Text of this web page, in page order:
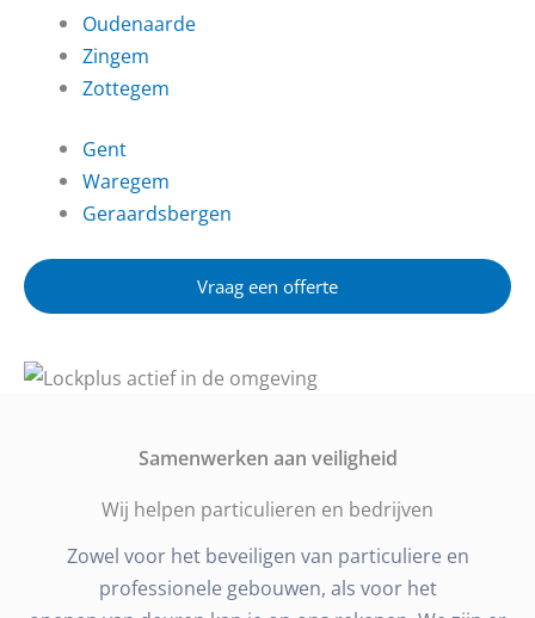
Oudenaarde
Zingem
Zottegem
Gent
Waregem
Geraardsbergen
Vraag een offerte
Samenwerken aan veiligheid
Wij helpen particulieren en bedrijven
Zowel voor het beveiligen van particuliere en
professionele gebouwen, als voor het